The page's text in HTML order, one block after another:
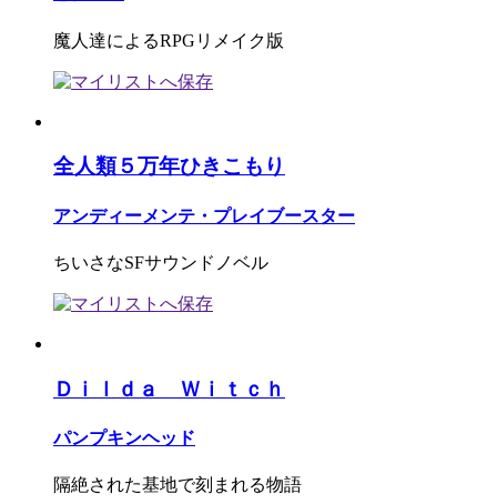
魔人達によるRPGリメイク版
全人類５万年ひきこもり
アンディーメンテ・プレイブースター
ちいさなSFサウンドノベル
Ｄｉｌｄａ Ｗｉｔｃｈ
パンプキンヘッド
隔絶された基地で刻まれる物語